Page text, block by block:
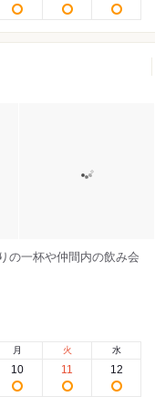
の一杯や仲間内の飲み会
月
10
火
11
水
12